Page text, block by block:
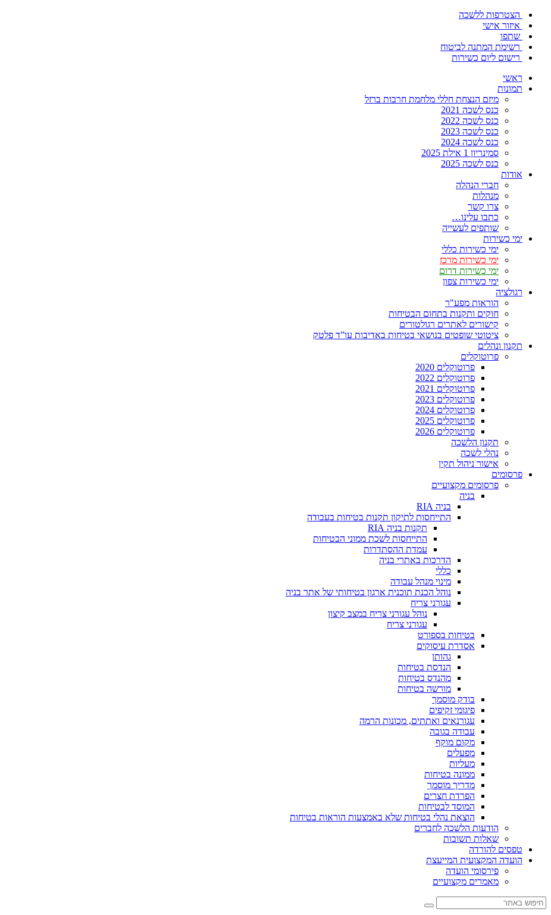
הצטרפות ללשכה
איזור אישי
שתפו
רשימת המתנה לביטוח
רישום ליום כשירות
ראשי
תמונות
מיזם הנצחת חללי מלחמת חרבות ברזל
כנס לשכה 2021
כנס לשכה 2022
כנס לשכה 2023
כנס לשכה 2024
סמינריון 1 אילת 2025
כנס לשכה 2025
אודות
חברי הנהלה
מנהלות
צרו קשר
כתבו עלינו…
שותפים לעשייה
ימי כשירות
ימי כשירות כללי
ימי כשירות מרכז
ימי כשירות דרום
ימי כשירות צפון
רגולציה
הוראות מפע"ר
חוקים ותקנות בתחום הבטיחות
קישורים לאתרים רגולטורים
ציטוטי שופטים בנושאי בטיחות באדיבות עו”ד פלטק
תקנון ונהלים
פרוטוקלים
פרוטוקלים 2020
פרוטוקלים 2022
פרוטוקלים 2021
פרוטוקלים 2023
פרוטוקלים 2024
פרוטוקלים 2025
פרוטוקלים 2026
תקנון הלשכה
נהלי לשכה
אישור ניהול תקין
פרסומים
פרסומים מקצועיים
בניה
בניה RIA
התייחסות לתיקון תקנות בטיחות בעבודה
תקנות בניה RIA
התייחסות לשכת ממוני הבטיחות
עמדת ההסתדרות
הדרכות באתרי בניה
כללי
מינוי מנהל עבודה
נוהל הכנת תוכנית ארגון בטיחותי של אתר בניה
עגורני צריח
נוהל עגורני צריח במצב קיצון
עגורני צריח
בטיחות בספורט
אסדרת עיסוקים
גהותן
הנדסת בטיחות
מהנדס בטיחות
מורשה בטיחות
בודק מוסמך
פיגומי זקיפים
עגורנאים ואתתים, מכונות הרמה
עבודה בגובה
מקום מוקף
מפעלים
מעליות
ממונה בטיחות
מדריך מוסמך
הפרדת חצרים
המוסד לבטיחות
הוצאת נהלי בטיחות שלא באמצעות הוראות בטיחות
הודעות הלשכה לחברים
שאלות תשובות
טפסים להורדה
הועדה המקצועית המייעצת
פירסומי הועדה
מאמרים מקצועיים